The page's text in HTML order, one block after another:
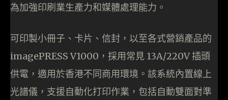
為加強印刷業生產力和媒體處理能力。
可印製小冊子、卡片、信封，以至各式營銷產品的
imagePRESS V1000，採用常見 13A/220V 插頭
供電，適用於香港不同商用環境。該系統內置線上
光譜儀，支援自動化打印作業，包括自動雙面對準